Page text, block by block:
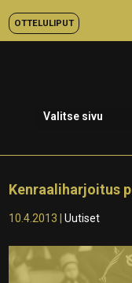
OTTELULIPUT
Valitse sivu
Kenraaliharjoitus
10.4.2013 |Uutiset